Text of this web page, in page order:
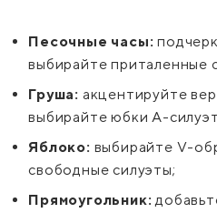
Песочные часы:
выбирайте приталенные
Груша: акцентируйте
выбирайте юбки А-
Яблоко: выбирайте V-
свободные силуэты;
Прямоугольник: